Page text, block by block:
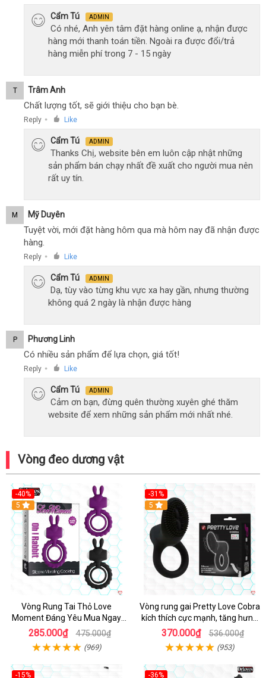
Cẩm Tú ADMIN
Có nhé, Anh yên tâm đặt hàng online ạ, nhận được
hàng mới thanh toán tiền. Ngoài ra được đổi/trả
hàng miễn phí trong 7 - 15 ngày
T Trâm Anh
Chất lượng tốt, sẽ giới thiệu cho bạn bè.
Reply ● Like
Cẩm Tú ADMIN
Thanks Chị, website bên em luôn cập nhật những
sản phẩm bán chạy nhất đề xuất cho người mua nên
rất uy tín.
M Mỹ Duyên
Tuyệt vời, mới đặt hàng hôm qua mà hôm nay đã nhận được
hàng.
Reply ● Like
Cẩm Tú ADMIN
Dạ, tùy vào từng khu vực xa hay gần, nhưng thường
không quá 2 ngày là nhận được hàng
P Phương Linh
Có nhiều sản phẩm để lựa chọn, giá tốt!
Reply ● Like
Cẩm Tú ADMIN
Cảm ơn bạn, đừng quên thường xuyên ghé thăm
website để xem những sản phẩm mới nhất nhé.
Vòng đeo dương vật
-40%
5
Vòng Rung Tai Thỏ Love
Moment Đáng Yêu Mua Ngay
Giá Tốt
285.000₫ 475.000₫
(969)
-31%
5
Vòng rung gai Pretty Love Cobra
kích thích cực mạnh, tăng hưng
phấn
370.000₫ 536.000₫
(953)
-15% -36%